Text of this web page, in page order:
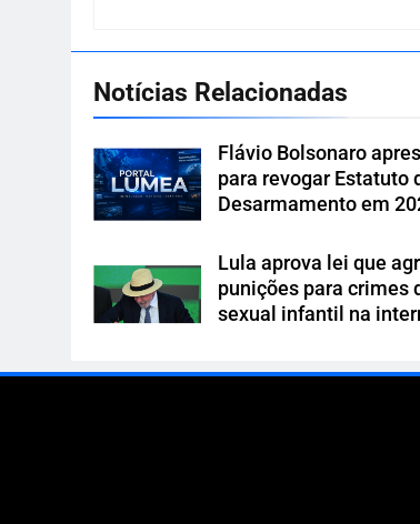
Notícias Relacionadas
Flávio Bolsonaro
para revogar Estatuto
Desarmamento em
Lula aprova lei que
punições para crimes
sexual infantil na